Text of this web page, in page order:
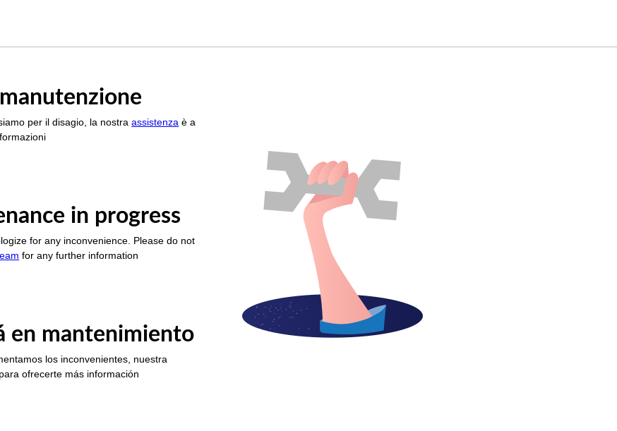
per il disagio, la nostraassistenza è a
in progress
for any inconvenience. Please do not
for any further information
en mantenimiento
los inconvenientes, nuestra
ofrecerte más información